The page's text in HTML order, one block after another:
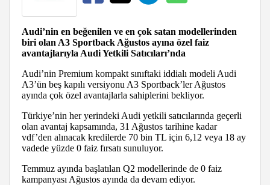
Audi’nin en beğenilen ve en çok satan modellerinden
biri olan A3 Sportback Ağustos ayına özel faiz
avantajlarıyla Audi Yetkili Satıcıları’nda
Audi’nin Premium kompakt sınıftaki iddialı modeli Audi
A3’ün beş kapılı versiyonu A3 Sportback’ler Ağustos
ayında çok özel avantajlarla sahiplerini bekliyor.
Türkiye’nin her yerindeki Audi yetkili satıcılarında geçerli
olan avantaj kapsamında, 31 Ağustos tarihine kadar
vdf’den alınacak kredilerde 70 bin TL için 6,12 veya 18 ay
vadede yüzde 0 faiz fırsatı sunuluyor.
Temmuz ayında başlatılan Q2 modellerinde de 0 faiz
kampanyası Ağustos ayında da devam ediyor.